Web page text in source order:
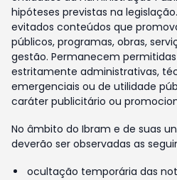
hipóteses previstas na
evitados conteúdos que
públicos, programas, obras,
gestão. Permanecem
estritamente administrativas,
emergenciais ou de utilidade
caráter publicitário ou
No âmbito do Ibram e de suas
deverão ser observadas as
ocultação temporária das